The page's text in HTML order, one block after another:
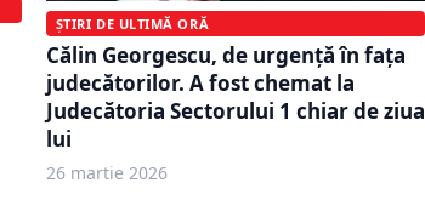
ȘTIRI DE ULTIMĂ ORĂ
Călin Georgescu, de urgență în fața
judecătorilor. A fost chemat la
Judecătoria Sectorului 1 chiar de ziua
lui
26 martie 2026